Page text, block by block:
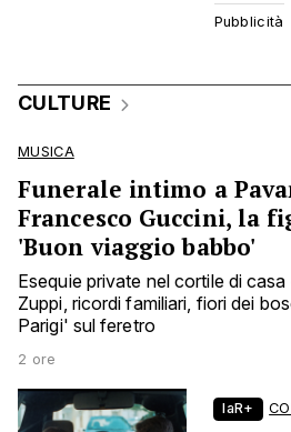
CULTURE
MUSICA
Funerale intimo a
Francesco Guccini, la
'Buon viaggio babbo'
Esequie private nel cortile di
Zuppi, ricordi familiari, fiori dei
Parigi' sul feretro
2 ore
laR+